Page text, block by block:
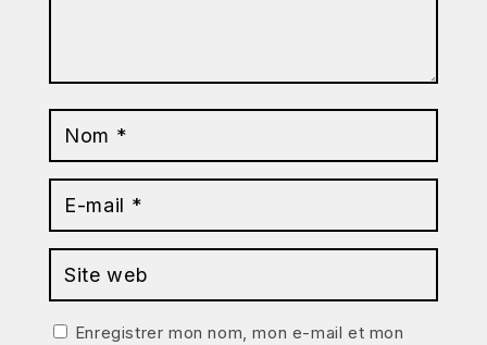
Enregistrer mon nom, mon e-mail et mon